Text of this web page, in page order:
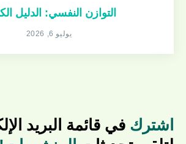
التوازن النفسي: الدليل
يوليو 6, 2026
اشترك في قائمة البريد